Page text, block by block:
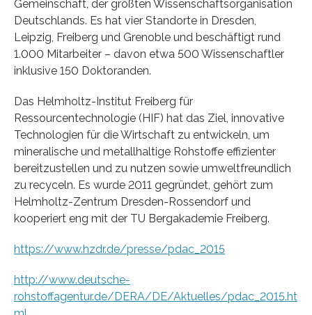
Gemeinschaft, der größten Wissenschaftsorganisation
Deutschlands. Es hat vier Standorte in Dresden,
Leipzig, Freiberg und Grenoble und beschäftigt rund
1.000 Mitarbeiter – davon etwa 500 Wissenschaftler
inklusive 150 Doktoranden.
Das Helmholtz-Institut Freiberg für
Ressourcentechnologie (HIF) hat das Ziel, innovative
Technologien für die Wirtschaft zu entwickeln, um
mineralische und metallhaltige Rohstoffe effizienter
bereitzustellen und zu nutzen sowie umweltfreundlich
zu recyceln. Es wurde 2011 gegründet, gehört zum
Helmholtz-Zentrum Dresden-Rossendorf und
kooperiert eng mit der TU Bergakademie Freiberg.
https://www.hzdr.de/presse/pdac_2015
http://www.deutsche-
rohstoffagentur.de/DERA/DE/Aktuelles/pdac_2015.ht